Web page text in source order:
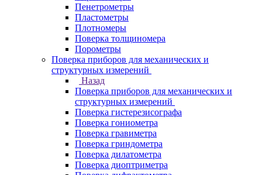
Пенетрометры
Пластометры
Плотномеры
Поверка толщиномера
Порометры
Поверка приборов для механических и
структурных измерений
Назад
Поверка приборов для механических и
структурных измерений
Поверка гистерезисографа
Поверка гониометра
Поверка гравиметра
Поверка гриндометра
Поверка дилатометра
Поверка диоптриметра